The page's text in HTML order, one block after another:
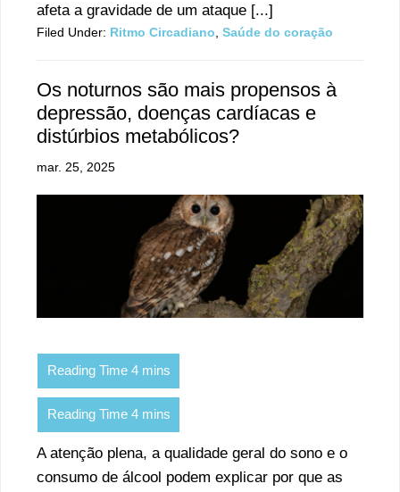
afeta a gravidade de um ataque [...]
Filed Under: Ritmo Circadiano Saúde do coração
Os noturnos são mais propensos à
depressão, doenças cardíacas e
distúrbios metabólicos?
mar. 25, 2025
A atenção plena, a qualidade geral do sono e o
consumo de álcool podem explicar por que as